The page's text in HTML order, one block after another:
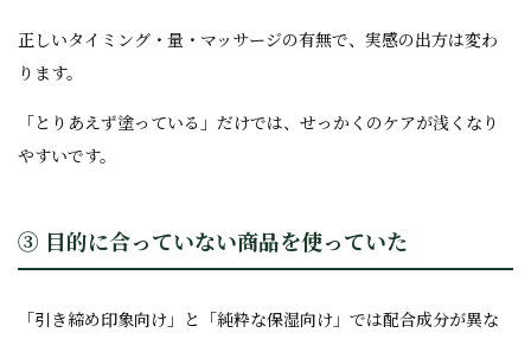
正しいタイミング・量・マッサージの有無で、実感の出方は変わ
ります。
「とりあえず塗っている」だけでは、せっかくのケアが浅くなり
やすいです。
③ 目的に合っていない商品を使っていた
「引き締め印象向け」と「純粋な保湿向け」では配合成分が異な